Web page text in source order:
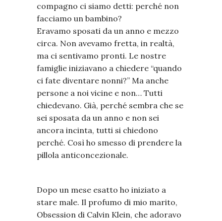
compagno ci siamo detti: perché non
facciamo un bambino?
Eravamo sposati da un anno e mezzo
circa. Non avevamo fretta, in realtà,
ma ci sentivamo pronti. Le nostre
famiglie iniziavano a chiedere “quando
ci fate diventare nonni?” Ma anche
persone a noi vicine e non… Tutti
chiedevano. Già, perché sembra che se
sei sposata da un anno e non sei
ancora incinta, tutti si chiedono
perché. Così ho smesso di prendere la
pillola anticoncezionale.
Dopo un mese esatto ho iniziato a
stare male. Il profumo di mio marito,
Obsession di Calvin Klein, che adoravo